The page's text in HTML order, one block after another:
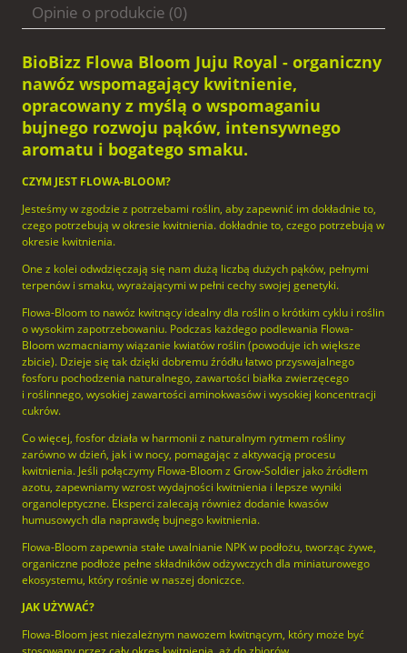
Opinie o produkcie (0)
BioBizz Flowa Bloom Juju Royal - organiczny
nawóz wspomagający kwitnienie,
opracowany z myślą o wspomaganiu
bujnego rozwoju pąków, intensywnego
aromatu i bogatego smaku.
CZYM JEST FLOWA-BLOOM?
Jesteśmy w zgodzie z potrzebami roślin, aby zapewnić im dokładnie to,
czego potrzebują w okresie kwitnienia. dokładnie to, czego potrzebują w
okresie kwitnienia.
One z kolei odwdzięczają się nam dużą liczbą dużych pąków, pełnymi
terpenów i smaku, wyrażającymi w pełni cechy swojej genetyki.
Flowa-Bloom to nawóz kwitnący idealny dla roślin o krótkim cyklu i roślin
o wysokim zapotrzebowaniu. Podczas każdego podlewania Flowa-
Bloom wzmacniamy wiązanie kwiatów roślin (powoduje ich większe
zbicie). Dzieje się tak dzięki dobremu źródłu łatwo przyswajalnego
fosforu pochodzenia naturalnego, zawartości białka zwierzęcego
i roślinnego, wysokiej zawartości aminokwasów i wysokiej koncentracji
cukrów.
Co więcej, fosfor działa w harmonii z naturalnym rytmem rośliny
zarówno w dzień, jak i w nocy, pomagając z aktywacją procesu
kwitnienia. Jeśli połączymy Flowa-Bloom z Grow-Soldier jako źródłem
azotu, zapewniamy wzrost wydajności kwitnienia i lepsze wyniki
organoleptyczne. Eksperci zalecają również dodanie kwasów
humusowych dla naprawdę bujnego kwitnienia.
Flowa-Bloom zapewnia stałe uwalnianie NPK w podłożu, tworząc żywe,
organiczne podłoże pełne składników odżywczych dla miniaturowego
ekosystemu, który rośnie w naszej doniczce.
JAK UŻYWAĆ?
Flowa-Bloom jest niezależnym nawozem kwitnącym, który może być